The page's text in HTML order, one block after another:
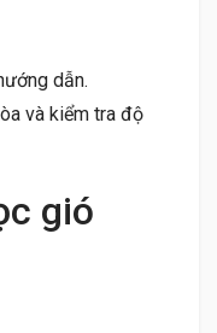
dẫn.
và kiểm tra độ
gió